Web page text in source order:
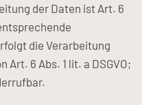
der Daten ist Art. 6
die Verarbeitung
6 Abs. 1 lit. a DSGVO;